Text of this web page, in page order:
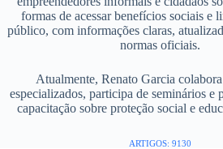
formas de acessar benefícios sociais e
público, com informações claras,
normas oficiais.
Atualmente, Renato Garcia
especializados, participa de seminários e
capacitação sobre proteção social e
ARTIGOS: 9130